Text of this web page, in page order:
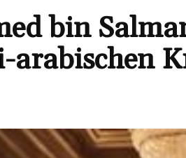
bin
arabischen